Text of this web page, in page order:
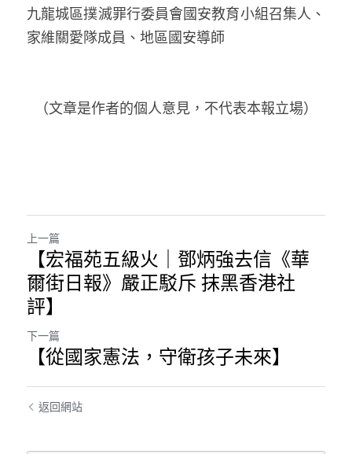
九龍城區撲滅罪行委員會國安教育小組召集人、
家維關愛隊成員、地區國安導師
（文章是作者的個人意見，不代表本報立場）
上一篇
【宏福苑五級火｜鄧炳強去信《華
爾街日報》嚴正駁斥 抹黑香港社
評】
下一篇
【從國家憲法，守衛孩子未來】
返回網站